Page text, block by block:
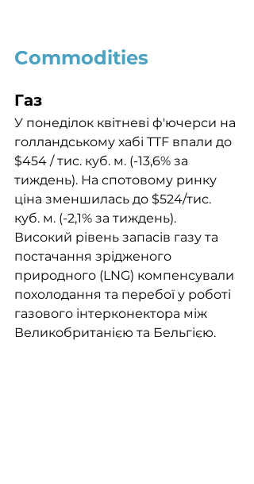
Commodities
Газ
У понеділок квітневі ф'ючерси на
голландському хабі TTF впали до
$454 / тис. куб. м. (-13,6% за
тиждень). На спотовому ринку
ціна зменшилась до $524/тис.
куб. м. (-2,1% за тиждень).
Високий рівень запасів газу та
постачання зрідженого
природного (LNG) компенсували
похолодання та перебої у роботі
газового інтерконектора між
Великобританією та Бельгією.